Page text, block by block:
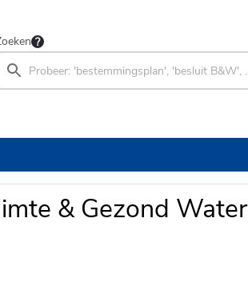
& Gezond Water